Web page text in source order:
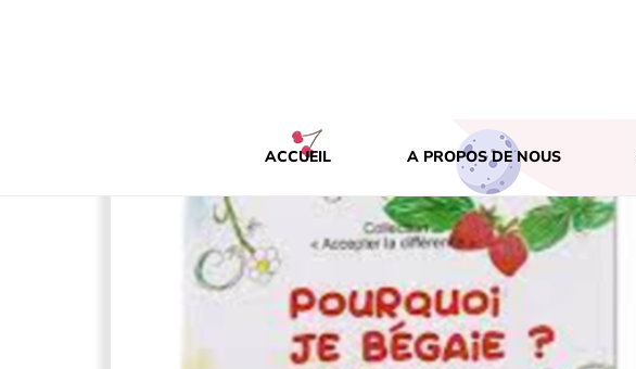
ACCUEIL A PROPOS DE NOUS